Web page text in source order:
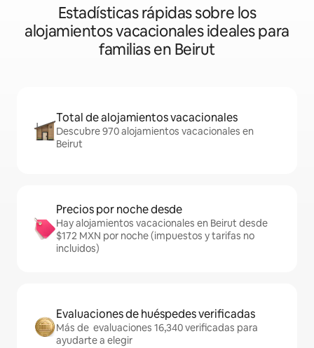
Estadísticas rápidas sobre los
alojamientos vacacionales ideales para
familias en Beirut
Total de alojamientos vacacionales
Descubre 970 alojamientos vacacionales en
Beirut
Precios por noche desde
Hay alojamientos vacacionales en Beirut desde
$172 MXN por noche (impuestos y tarifas no
incluidos)
Evaluaciones de huéspedes verificadas
Más de evaluaciones 16,340 verificadas para
ayudarte a elegir